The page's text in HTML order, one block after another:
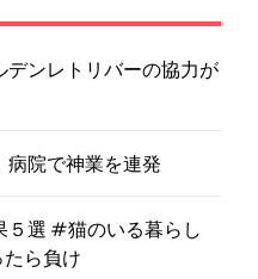
ンレトリバーの協力が
病院で神業を連発
５選 #猫のいる暮らし
ら負け